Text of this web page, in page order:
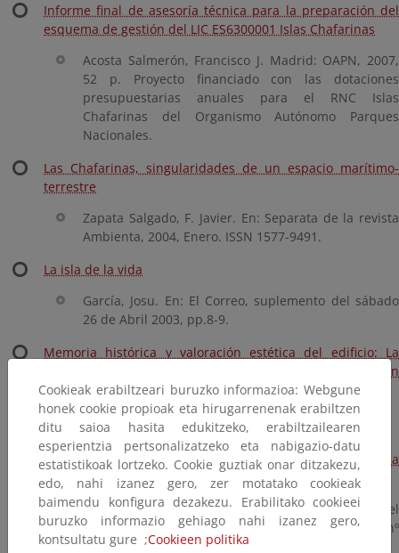
Informe final de asesoría técnica para la preparación del
esquema de gestión del LIC ES6300001 Islas Chafarinas
Acosta Salmerón, Francisco J. Madrid: OAPN, 2007,
52 p. Proyecto financiado con las dotaciones
presupuestarias anuales para el RNC Islas
Chafarinas del Organismo Autónomo Parques
Nacionales.
Las Chafarinas, singularidades de un espacio marítimo-
terrestre
Zapata Salgado, F. Javier. En: Separata de la revista
Ambienta, 2004, Enero. ISSN 1577-9491.
La isla de la vida
García, Josu. En: El Correo, suplemento del sábado
26 de Abril 2003, pp.8-9.
Memoria histórica y valoración estética del edificio: La
Iglesia de la Inmaculada Concepción de Chafarinas, un
monumento histórico-artístico en un espacio natural
2003, 42 p.
Algo más de doscientos años de preocupación por la
naturaleza en Melilla y su tierra
González Bueno, Antonio. En: Aldaba: revista del
Centro Asociado de la UNED de Melilla, 1989, nº
13, pp. 11-27. ISSN 0213-7925.
Cookieak erabiltzeari buruzko informazioa: Webgune
honek cookie propioak eta hirugarrenenak erabiltzen
ditu saioa hasita edukitzeko, erabiltzailearen
esperientzia pertsonalizatzeko eta nabigazio-datu
estatistikoak lortzeko. Cookie guztiak onar ditzakezu,
edo, nahi izanez gero, zer motatako cookieak
baimendu konfigura dezakezu. Erabilitako cookieei
buruzko informazio gehiago nahi izanez gero,
kontsultatu gure ;Cookieen politika